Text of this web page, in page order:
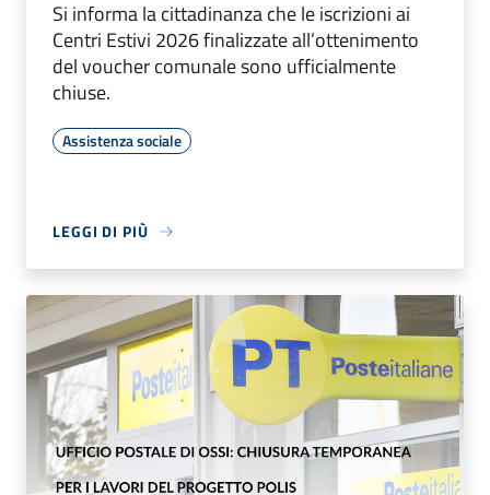
Si informa la cittadinanza che le iscrizioni ai
Centri Estivi 2026 finalizzate all’ottenimento
del voucher comunale sono ufficialmente
chiuse.
Assistenza sociale
LEGGI DI PIÙ